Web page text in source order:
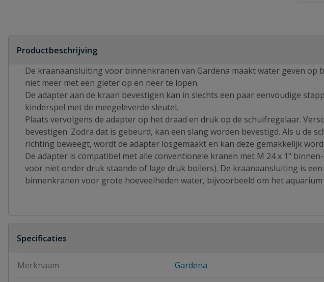
Productbeschrijving
De kraanaansluiting voor binnenkranen van Gardena maakt water geven op
niet meer met een gieter op en neer te lopen.
De adapter aan de kraan bevestigen kan in slechts een paar eenvoudige
kinderspel met de meegeleverde sleutel.
Plaats vervolgens de adapter op het draad en druk op de schuifregelaar.
bevestigen. Zodra dat is gebeurd, kan een slang worden bevestigd. Als u de
richting beweegt, wordt de adapter losgemaakt en kan deze gemakkelijk
De adapter is compatibel met alle conventionele kranen met M 24 x 1"
voor niet onder druk staande of lage druk boilers). De kraanaansluiting is
binnenkranen voor grote hoeveelheden water, bijvoorbeeld om het
Specificaties
Merknaam Gardena